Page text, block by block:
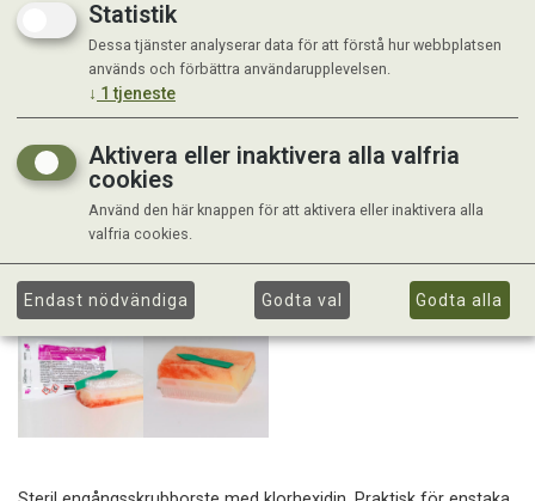
Statistik
Dessa tjänster analyserar data för att förstå hur webbplatsen
används och förbättra användarupplevelsen.
↓ 1 tjeneste
Aktivera eller inaktivera alla valfria
cookies
Använd den här knappen för att aktivera eller inaktivera alla
valfria cookies.
Endast nödvändiga Godta val Godta alla